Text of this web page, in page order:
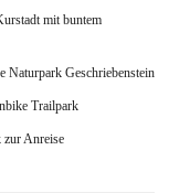
mit buntem
Geschriebenstein
Trailpark
zur Anreise